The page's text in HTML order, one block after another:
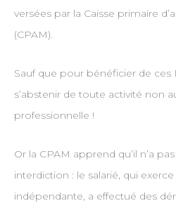
versées par la Caisse primaire
(CPAM).
Sauf que pour bénéficier de ces
s’abstenir de toute activité non
professionnelle !
Or la CPAM apprend qu’il n’a
interdiction : le salarié, qui
indépendante, a effectué des